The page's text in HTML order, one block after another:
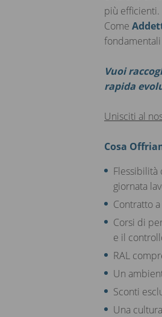
più efficienti.
Come
Vuoi
rapida
Unisciti al
Cosa
Flessibilità
giornata
Contratto
Corsi di
e il
RAL
Un
Sconti
Una